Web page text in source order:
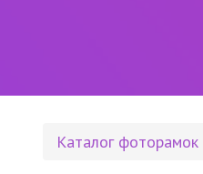
Каталог фоторамок